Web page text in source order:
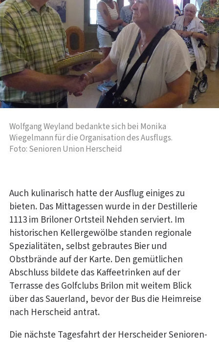
Wolfgang Weyland bedankte sich bei Monika
Wiegelmann für die Organisation des Ausflugs.
Foto: Senioren Union Herscheid
Auch kulinarisch hatte der Ausflug einiges zu
bieten. Das Mittagessen wurde in der Destillerie
1113 im Briloner Ortsteil Nehden serviert. Im
historischen Kellergewölbe standen regionale
Spezialitäten, selbst gebrautes Bier und
Obstbrände auf der Karte. Den gemütlichen
Abschluss bildete das Kaffeetrinken auf der
Terrasse des Golfclubs Brilon mit weitem Blick
über das Sauerland, bevor der Bus die Heimreise
nach Herscheid antrat.
Die nächste Tagesfahrt der Herscheider Senioren-